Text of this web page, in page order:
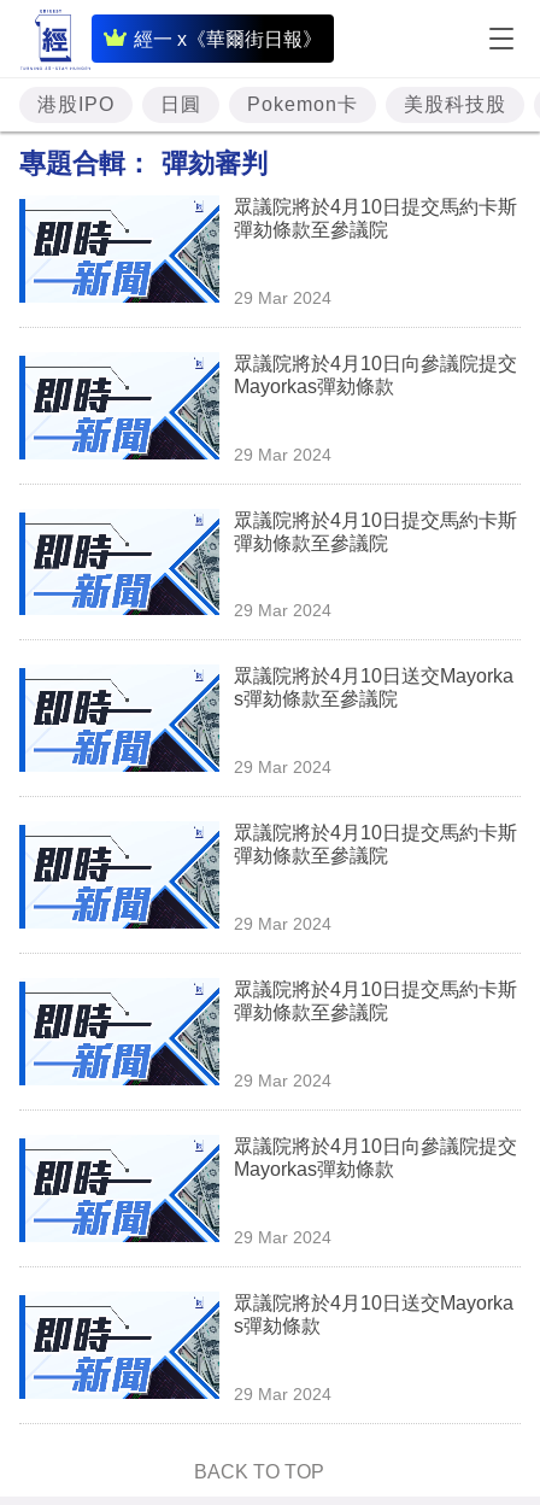
經一 x《華爾街日報》
即
時
財
經
投
資
理
業
科
技
場
生
時
事
訂
閱
港股IPO 日圓 Pokemon卡 美股科技股
專題合輯： 彈劾審判
眾議院將於4月10日提交馬約卡斯
彈劾條款至參議院
29 Mar 2024
眾議院將於4月10日向參議院提交
Mayorkas彈劾條款
29 Mar 2024
眾議院將於4月10日提交馬約卡斯
彈劾條款至參議院
29 Mar 2024
眾議院將於4月10日送交Mayorka
s彈劾條款至參議院
29 Mar 2024
眾議院將於4月10日提交馬約卡斯
彈劾條款至參議院
29 Mar 2024
眾議院將於4月10日提交馬約卡斯
彈劾條款至參議院
29 Mar 2024
眾議院將於4月10日向參議院提交
Mayorkas彈劾條款
29 Mar 2024
眾議院將於4月10日送交Mayorka
s彈劾條款
29 Mar 2024
BACK TO TOP